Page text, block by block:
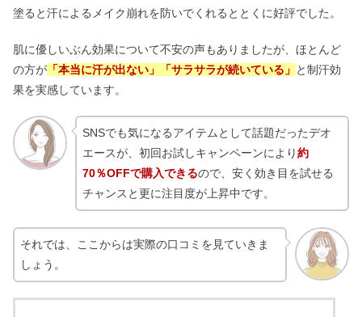
塗ると汗によるメイク崩れを防いでくれるととくに好評でした。
肌に優しいぶん効果について不安の声もありましたが、ほとんど
の方が 「本当に汗が出ない」「サラサラが続いている」 と制汗効
果を実感しています。
SNSでも気になるアイテムとして話題だったデオ
エースが、初回お試しキャンペーンにより約
70％OFFで購入できるので、安く効き目を試せる
チャンスと更に注目度が上昇中です。
それでは、ここからは実際の口コミを見ていきま
しょう。